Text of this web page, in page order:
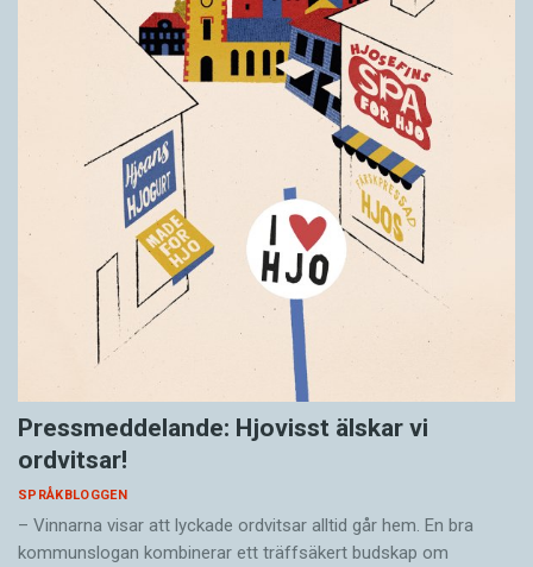
Pressmeddelande: Hjovisst älskar vi
ordvitsar!
SPRÅKBLOGGEN
– Vinnarna visar att lyckade ordvitsar alltid går hem. En bra
kommunslogan kombinerar ett träffsäkert budskap om